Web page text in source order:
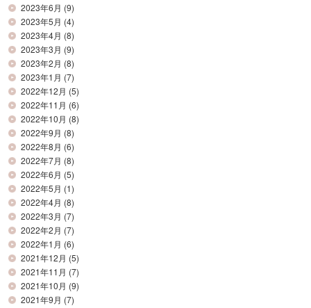
2023年6月 (9)
2023年5月 (4)
2023年4月 (8)
2023年3月 (9)
2023年2月 (8)
2023年1月 (7)
2022年12月 (5)
2022年11月 (6)
2022年10月 (8)
2022年9月 (8)
2022年8月 (6)
2022年7月 (8)
2022年6月 (5)
2022年5月 (1)
2022年4月 (8)
2022年3月 (7)
2022年2月 (7)
2022年1月 (6)
2021年12月 (5)
2021年11月 (7)
2021年10月 (9)
2021年9月 (7)